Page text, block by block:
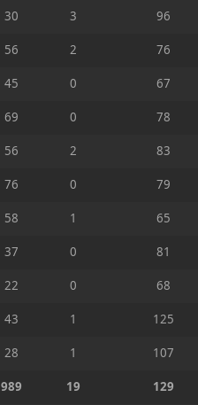
30 3
96
56 2
76
45 0
67
69 0
78
56 2
83
76 0
79
58 1
65
37 0
81
22 0
68
43 1
125
28 1
107
989 19 129